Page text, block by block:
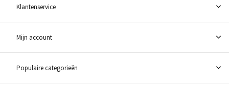
Klantenservice
Mijn account
Populaire categorieën